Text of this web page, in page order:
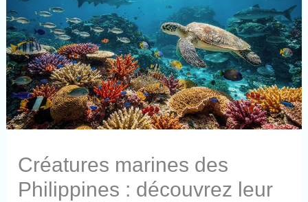
Créatures marines des
Philippines : découvrez leur
r